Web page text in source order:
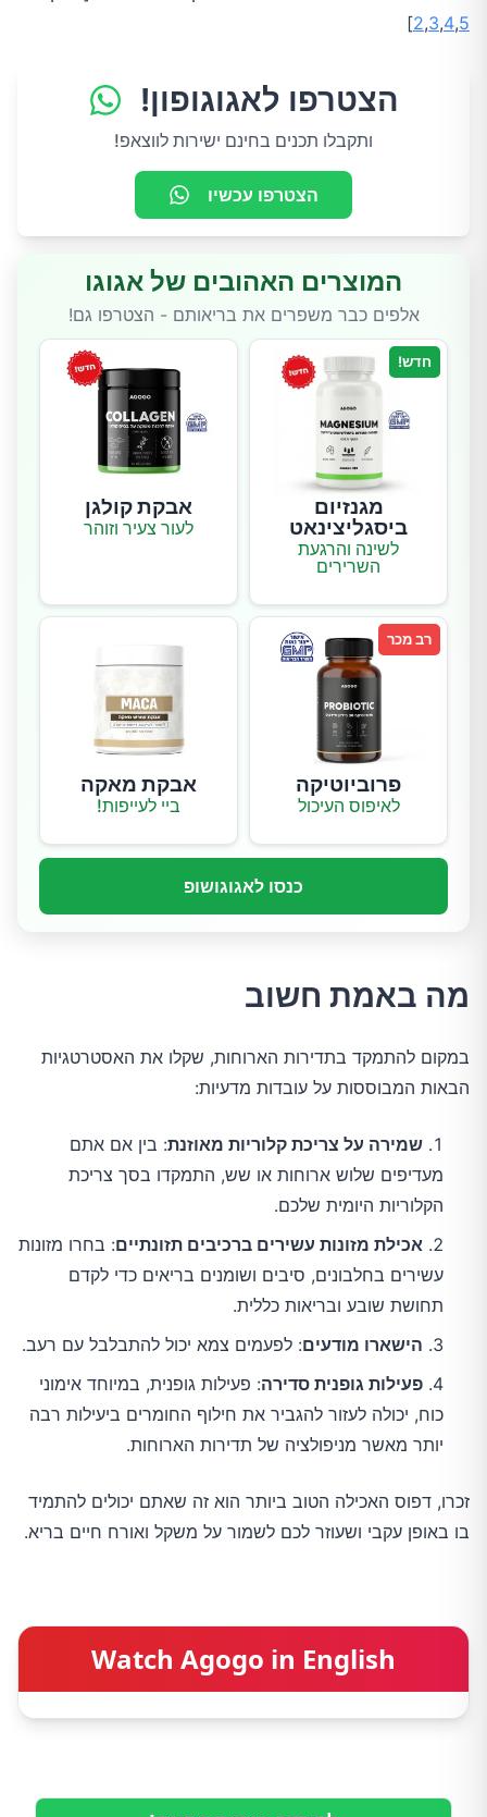
2,3,4,5
]
הצטרפו לאגוגופון!
ותקבלו תכנים בחינם ישירות לווצאפ!
הצטרפו עכשיו
המוצרים האהובים של אגוגו
אלפים כבר משפרים את בריאותם - הצטרפו גם!
חדש!
מגנזיום
ביסגליצינאט
לשינה והרגעת
השרירים
אבקת קולגן
לעור צעיר וזוהר
רב מכר
פרוביוטיקה
לאיפוס העיכול
אבקת מאקה
ביי לעייפות!
כנסו לאגוגושופ
מה באמת חשוב
הבאות המבוססות על עובדות מדעיות:
שמירה על צריכת קלוריות מאוזנת: בין אם אתם
מעדיפים שלוש ארוחות או שש, התמקדו בסך צריכת
הקלוריות היומית שלכם.
אכילת מזונות עשירים ברכיבים תזונתיים: בחרו מזונות
עשירים בחלבונים, סיבים ושומנים בריאים כדי לקדם
תחושת שובע ובריאות כללית.
הישארו מודעים: לפעמים צמא יכול להתבלבל עם רעב.
פעילות גופנית סדירה: פעילות גופנית, במיוחד אימוני
כוח, יכולה לעזור להגביר את חילוף החומרים ביעילות רבה
יותר מאשר מניפולציה של תדירות הארוחות.
בו באופן עקבי ושעוזר לכם לשמור על משקל ואורח חיים בריא.
Watch Agogo in English